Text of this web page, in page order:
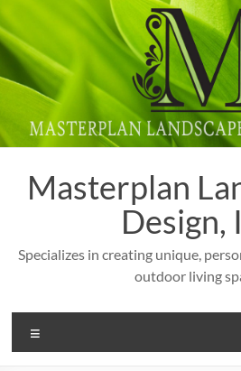
to
content
Masterplan
Design,
Specializes in creating unique,
outdoor living